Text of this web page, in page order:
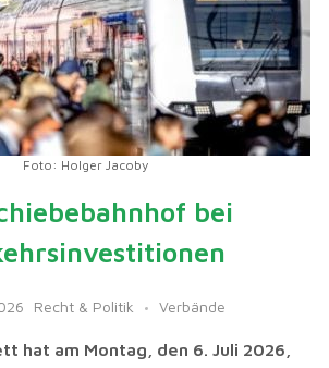
Foto: Holger Jacoby
bei
Recht & Politik Verbände
hat am Montag, den 6. Juli 2026,